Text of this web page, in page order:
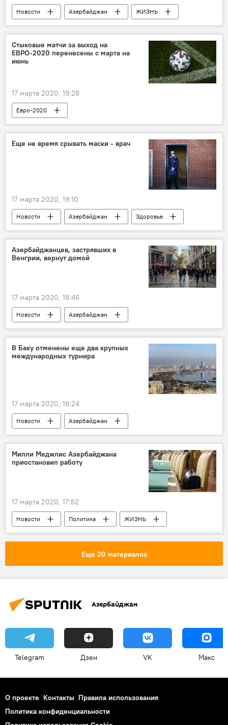
Новости Азербайджан
ЖИЗНЬ
Баку
Абшерон
Сумгайыт
Пост
Главное управление государственной дорожной полиции МВД Азербайджана
Стыковые матчи за выход на
ЕВРО-2020 перенесены с марта на
июнь
17 марта 2020, 19:28
Евро-2020
Еще не время срывать маски - врач
17 марта 2020, 19:10
Новости Азербайджан
Здоровье
ЖИЗНЬ
врач
Маски
Коронавирус
Азербайджанцев, застрявших в
Венгрии, вернут домой
17 марта 2020, 18:46
Новости
Азербайджан
Новости мира
ЖИЗНЬ
Экономика
Венгрия
рейс
В Баку отменены еще два крупных
международных турнира
17 марта 2020, 18:24
Новости
Азербайджан
Новости мира
Спорт
ЖИЗНЬ
чемпионат
отмена
Коронавирус
Баку
Милли Меджлис Азербайджана
приостановил работу
17 марта 2020, 17:52
Новости Политика
ЖИЗНЬ
Милли Меджлис АР
Еще 20 материалов
Азербайджан
Telegram Дзен VK Макс
О проекте Контакты Правила использования
Политика конфиденциальности